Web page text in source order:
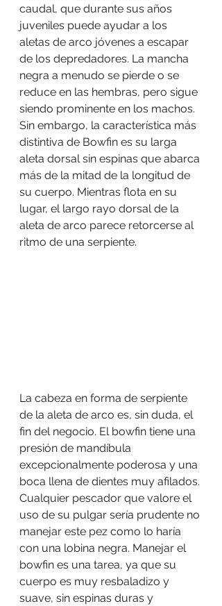
caudal, que durante sus años
juveniles puede ayudar a los
aletas de arco jóvenes a escapar
de los depredadores. La mancha
negra a menudo se pierde o se
reduce en las hembras, pero sigue
siendo prominente en los machos.
Sin embargo, la característica más
distintiva de Bowfin es su larga
aleta dorsal sin espinas que abarca
más de la mitad de la longitud de
su cuerpo. Mientras flota en su
lugar, el largo rayo dorsal de la
aleta de arco parece retorcerse al
ritmo de una serpiente.
La cabeza en forma de serpiente
de la aleta de arco es, sin duda, el
fin del negocio. El bowfin tiene una
presión de mandíbula
excepcionalmente poderosa y una
boca llena de dientes muy afilados.
Cualquier pescador que valore el
uso de su pulgar sería prudente no
manejar este pez como lo haría
con una lobina negra. Manejar el
bowfin es una tarea, ya que su
cuerpo es muy resbaladizo y
suave, sin espinas duras y